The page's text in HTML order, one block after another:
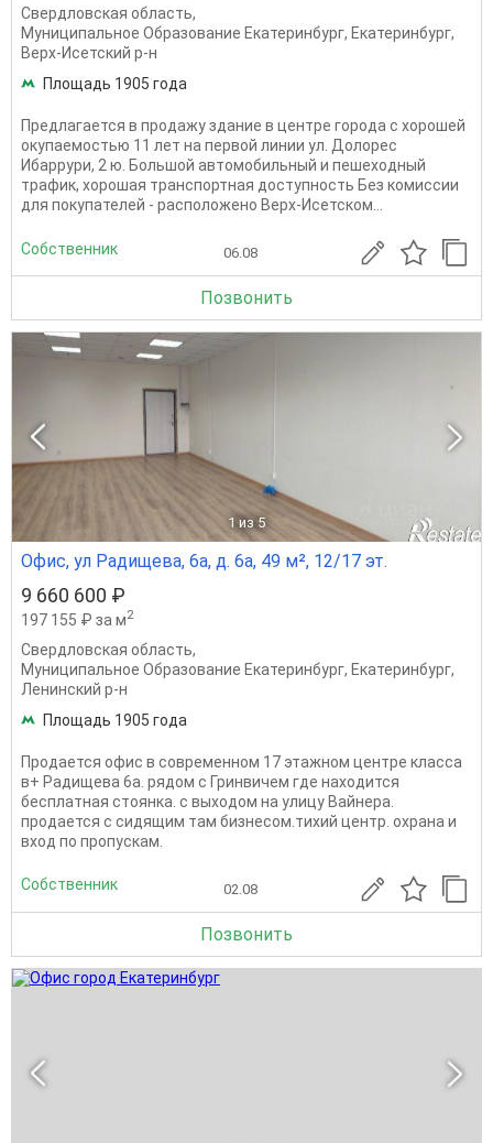
Свердловская область,
Муниципальное Образование Екатеринбург, Екатеринбург,
Верх-Исетский р-н
Площадь 1905 года
Предлагается в продажу здание в центре города с хорошей
окупаемостью 11 лет на первой линии ул. Долорес
Ибаррури, 2 ю. Большой автомобильный и пешеходный
трафик, хорошая транспортная доступность Без комиссии
для покупателей - расположено Верх-Исетском...
Собственник 06.08
Позвонить
1 из 5
Офис, ул Радищева, 6а, д. 6а, 49 м², 12/17 эт.
9 660 600 ₽
197 155 ₽ за м2
Свердловская область,
Муниципальное Образование Екатеринбург, Екатеринбург,
Ленинский р-н
Площадь 1905 года
Продается офис в современном 17 этажном центре класса
в+ Радищева 6а. рядом с Гринвичем где находится
бесплатная стоянка. с выходом на улицу Вайнера.
продается с сидящим там бизнесом.тихий центр. охрана и
вход по пропускам.
Собственник 02.08
Позвонить